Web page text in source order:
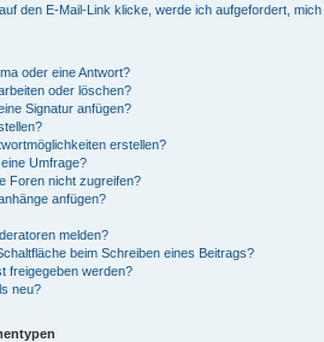
den E-Mail-Link klicke, werde ich aufgefordert, mich
oder eine Antwort?
oder löschen?
Signatur anfügen?
erstellen?
Umfrage?
Foren nicht zugreifen?
anfügen?
melden?
beim Schreiben eines Beitrags?
freigegeben werden?
neu?